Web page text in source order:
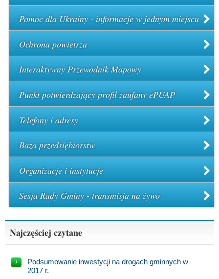
Pomoc dla Ukrainy - informacje w jednym miejscu
Ochrona powietrza
Interaktywny Przewodnik Mapowy
Punkt potwierdzający profil zaufany ePUAP
Telefony i adresy
Baza przedsiębiorstw
Organizacje i instytucje
Sesja Rady Gminy - transmisja na żywo
Najczęściej czytane
Podsumowanie inwestycji na drogach gminnych w
2017 r.